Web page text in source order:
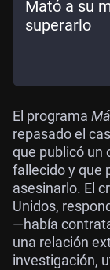
Mató a su
superarlo
El programa
repasado el
que publicó un
fallecido y que
asesinarlo. El
Unidos,
—había
una relación
investigación,